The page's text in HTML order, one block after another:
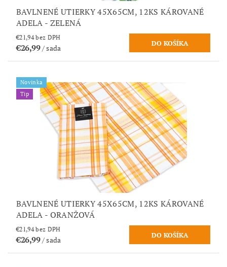
BAVLNENÉ UTIERKY 45X65CM, 12KS KÁROVANÉ
ADELA - ZELENÁ
€21,94 bez DPH
€26,99/ sada
Novinka
Tip
BAVLNENÉ UTIERKY 45X65CM, 12KS KÁROVANÉ
ADELA - ORANŽOVÁ
€21,94 bez DPH
€26,99/ sada